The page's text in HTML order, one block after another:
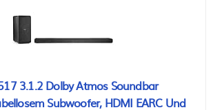
3.1.2 Dolby Atmos Soundbar
Subwoofer, HDMI EARC Und